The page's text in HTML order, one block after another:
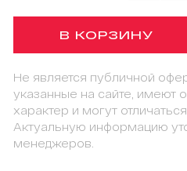
В КОРЗИНУ
Не является публичной
указанные на сайте, имеют
характер и могут
Актуальную информацию
менеджеров.